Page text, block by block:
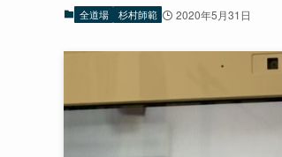
全道場 杉村師範 2020年5月31日